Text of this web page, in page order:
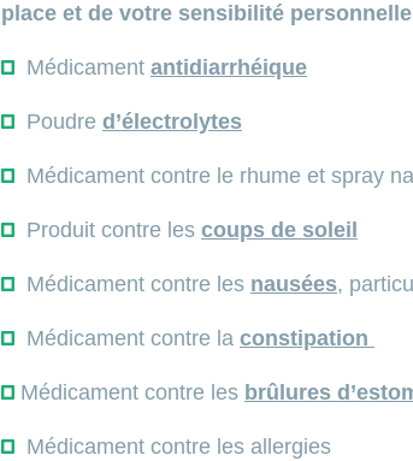
place et de votre sensibilité
Médicament antidiarrhéique
Poudre d’électrolytes
Médicament contre le rhume et spray
Produit contre les coups de soleil
Médicament contre les nausées,
Médicament contre la constipation
Médicament contre les brûlures
Médicament contre les allergies